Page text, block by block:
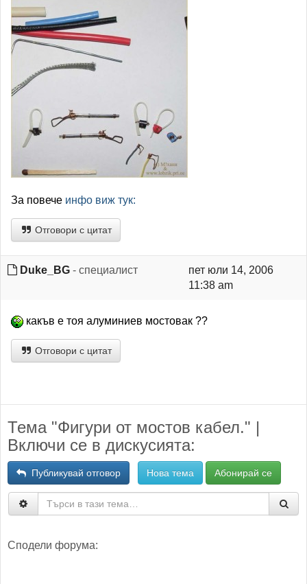
За повече инфо виж тук:
Отговори с цитат
Duke_BG - специалист
пет юли 14, 2006
11:38 am
какъв е тоя алуминиев мостовак ??
Отговори с цитат
Тема "Фигури от мостов кабел." |
Включи се в дискусията:
Публикувай отговор Нова тема Абонирай се
Сподели форума: